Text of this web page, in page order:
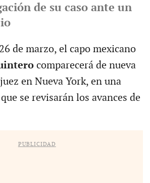
de su caso ante un
de marzo, el capo mexicano
comparecerá de nueva
en Nueva York, en una
se revisarán los avances de
PUBLICIDAD